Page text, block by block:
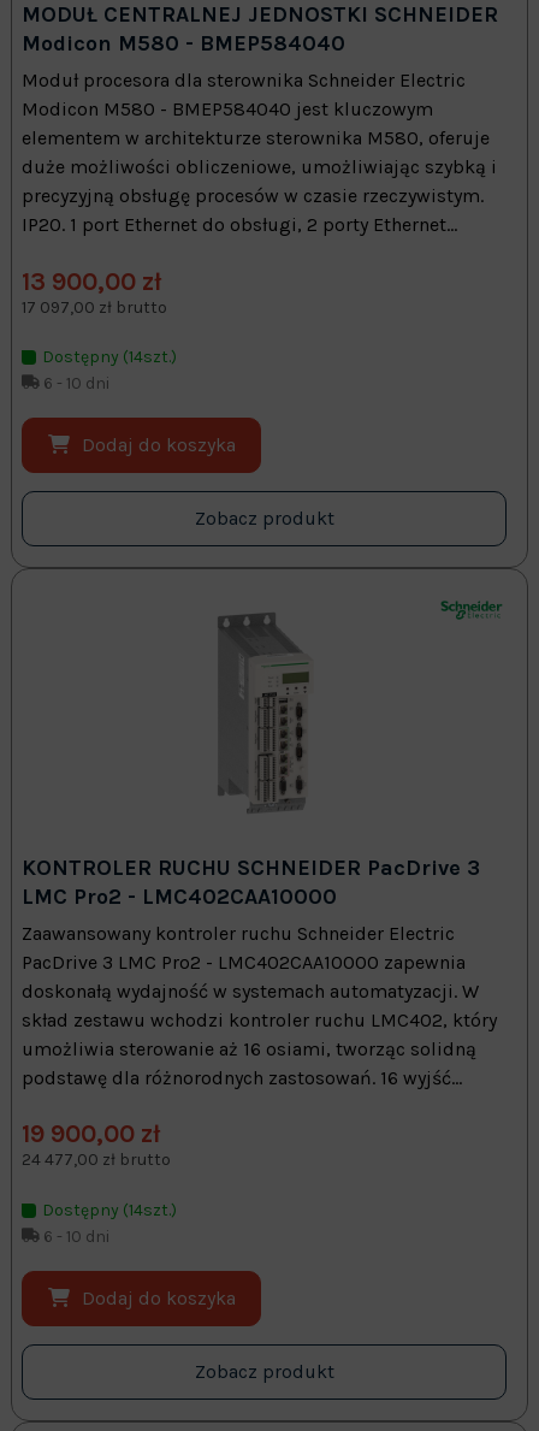
MODUŁ CENTRALNEJ JEDNOSTKI SCHNEIDER
Modicon M580 - BMEP584040
Moduł procesora dla sterownika Schneider Electric
Modicon M580 - BMEP584040 jest kluczowym
elementem w architekturze sterownika M580, oferuje
duże możliwości obliczeniowe, umożliwiając szybką i
precyzyjną obsługę procesów w czasie rzeczywistym.
IP20. 1 port Ethernet do obsługi, 2 porty Ethernet...
13 900,00 zł
17 097,00 zł brutto
Dostępny (14szt.)
6 - 10 dni
Dodaj do koszyka
Zobacz produkt
KONTROLER RUCHU SCHNEIDER PacDrive 3
LMC Pro2 - LMC402CAA10000
Zaawansowany kontroler ruchu Schneider Electric
PacDrive 3 LMC Pro2 - LMC402CAA10000 zapewnia
doskonałą wydajność w systemach automatyzacji. W
skład zestawu wchodzi kontroler ruchu LMC402, który
umożliwia sterowanie aż 16 osiami, tworząc solidną
podstawę dla różnorodnych zastosowań. 16 wyjść...
19 900,00 zł
24 477,00 zł brutto
Dostępny (14szt.)
6 - 10 dni
Dodaj do koszyka
Zobacz produkt